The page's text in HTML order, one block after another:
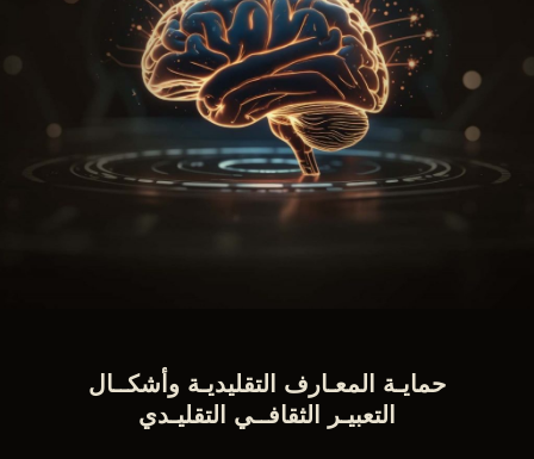
حمايـة المعـارف التقليديـة وأشكــال
التعبيـر الثقافــي التقليـدي